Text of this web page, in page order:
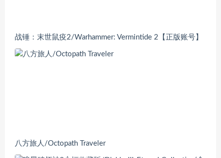
战锤：末世鼠疫2/Warhammer: Vermintide 2【正版账号】
八方旅人/Octopath Traveler